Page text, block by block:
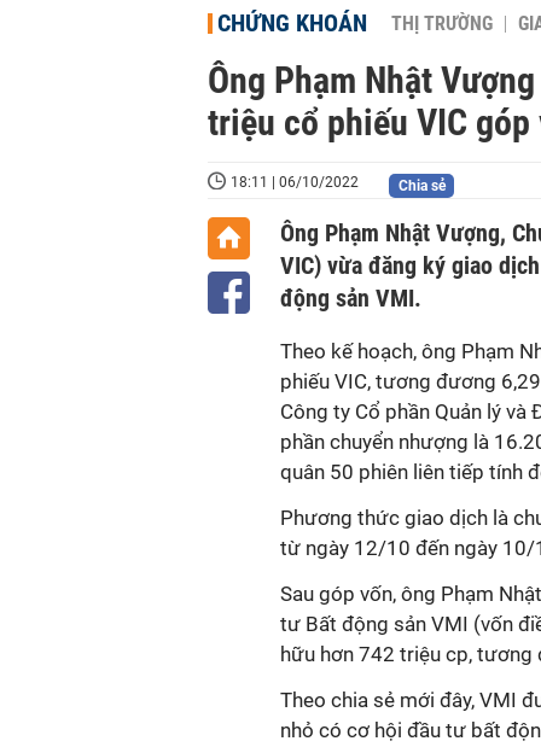
CHỨNG KHOÁN THỊ TRƯỜNG
Ông Phạm Nhật
triệu cổ phiếu VIC góp
18:11 | 06/10/2022 Chia sẻ
Ông Phạm Nhật Vượng,
VIC) vừa đăng ký giao
động sản VMI.
Theo kế hoạch, ông Phạm
phiếu VIC, tương đương
Công ty Cổ phần Quản lý
phần chuyển nhượng là
quân 50 phiên liên tiếp tính
Phương thức giao dịch là
từ ngày 12/10 đến ngày 10/
Sau góp vốn, ông Phạm
tư Bất động sản VMI (vốn
hữu hơn 742 triệu cp, tương
Theo chia sẻ mới đây, VMI
nhỏ có cơ hội đầu tư bất